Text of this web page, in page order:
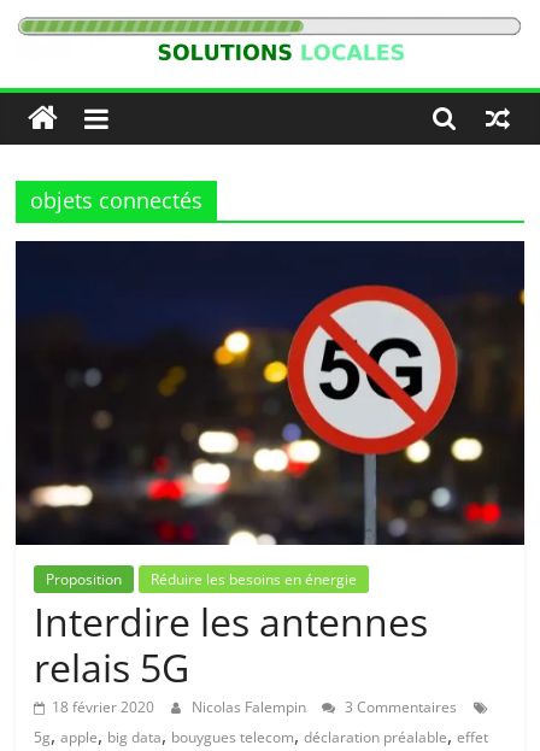
Passer
Solutions
Locales
objets connectés
Proposition Réduire les besoins en énergie
Interdire les antennes
relais 5G
18 février 2020 Nicolas Falempin
3 Commentaires
5g,apple, big data, bouygues telecom,déclaration préalable,effet